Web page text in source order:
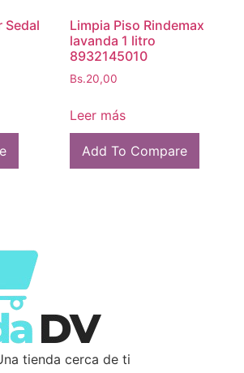
Sedal
Limpia Piso Rindemax
lavanda 1 litro
8932145010
Bs.20,00
Leer más
Add To Compare
tienda cerca de ti